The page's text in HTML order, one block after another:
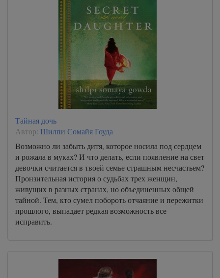
Тайная дочь
Автор: Шилпи Сомайя Гоуда
Возможно ли забыть дитя, которое носила под сердцем
и рожала в муках? И что делать, если появление на свет
девочки считается в твоей семье страшным несчастьем?
Пронзительная история о судьбах трех женщин,
живущих в разных странах, но объединенных общей
тайной. Тем, кто сумел побороть отчаяние и пережитки
прошлого, выпадает редкая возможность все
исправить.